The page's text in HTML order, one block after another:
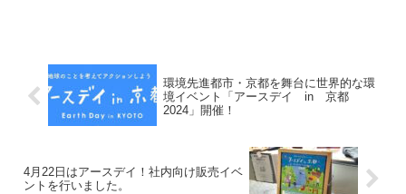
環境先進都市・京都を舞台に世界的な環
境イベント「アースデイ in 京都
2024」開催！
4月22日はアースデイ！社内向け販売イベ
ントを行いました。